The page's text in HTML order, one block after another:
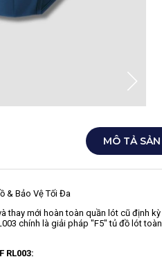
MÔ TẢ
& Bảo Vệ Tối Đa
thay mới hoàn toàn quần lót cũ định
chính là giải pháp "F5" tủ đồ lót
RL003: